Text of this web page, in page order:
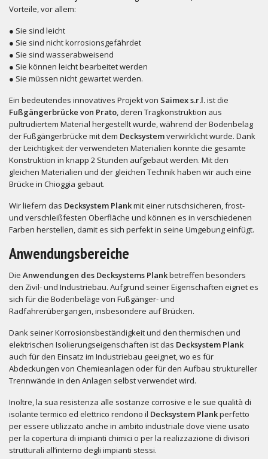
Vorteile, vor allem:
● Sie sind leicht
● Sie sind nicht korrosionsgefährdet
● Sie sind wasserabweisend
● Sie können leicht bearbeitet werden
● Sie müssen nicht gewartet werden.
Ein bedeutendes innovatives Projekt von Saimex s.r.l.ist die
Fußgängerbrücke von Prato, deren Tragkonstruktion aus
pultrudiertem Material hergestellt wurde, während der Bodenbelag
der Fußgängerbrücke mit dem Decksystemverwirklicht wurde. Dank
der Leichtigkeit der verwendeten Materialien konnte die gesamte
Konstruktion in knapp 2 Stunden aufgebaut werden. Mit den
gleichen Materialien und der gleichen Technik haben wir auch eine
Brücke in Chioggia gebaut.
Wir liefern das Decksystem Plankmit einer rutschsicheren, frost-
und verschleißfesten Oberfläche und können es in verschiedenen
Farben herstellen, damit es sich perfekt in seine Umgebung einfügt.
Anwendungsbereiche
Die Anwendungen des Decksystems Plankbetreffen besonders
den Zivil- und Industriebau. Aufgrund seiner Eigenschaften eignet es
sich für die Bodenbeläge von Fußgänger- und
Radfahrerübergangen, insbesondere auf Brücken.
Dank seiner Korrosionsbeständigkeit und den thermischen und
elektrischen Isolierungseigenschaften ist das Decksystem Plank
auch für den Einsatz im Industriebau geeignet, wo es für
Abdeckungen von Chemieanlagen oder für den Aufbau struktureller
Trennwände in den Anlagen selbst verwendet wird.
Inoltre, la sua resistenza alle sostanze corrosive e le sue qualità di
isolante termico ed elettrico rendono il Decksystem Plankperfetto
per essere utilizzato anche in ambito industriale dove viene usato
per la copertura di impianti chimici o per la realizzazione di divisori
strutturali all’interno degli impianti stessi.